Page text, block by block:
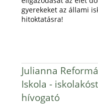
gyerekeket az állami
hitoktatásra!
Julianna
Iskola -
hívogató